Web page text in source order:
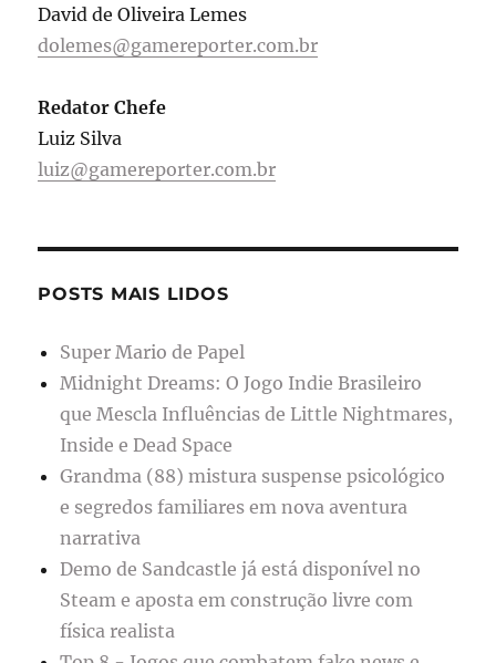
David de Oliveira Lemes
dolemes@gamereporter.com.br
Redator Chefe
Luiz Silva
luiz@gamereporter.com.br
POSTS MAIS LIDOS
Super Mario de Papel
Midnight Dreams: O Jogo Indie Brasileiro
que Mescla Influências de Little Nightmares,
Inside e Dead Space
Grandma (88) mistura suspense psicológico
e segredos familiares em nova aventura
narrativa
Demo de Sandcastle já está disponível no
Steam e aposta em construção livre com
física realista